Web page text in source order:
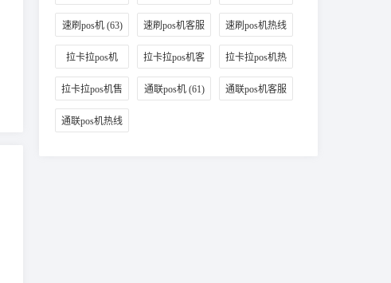
(56) (70) 线 (63)
速刷pos机(63) 速刷pos机客服
(52)
速刷pos机热线
(59)
拉卡拉pos机
(98)
拉卡拉pos机客
服 (65)
拉卡拉pos机热
线 (87)
拉卡拉pos机售
后 (38)
通联pos机(61) 通联pos机客服
通联pos机热线